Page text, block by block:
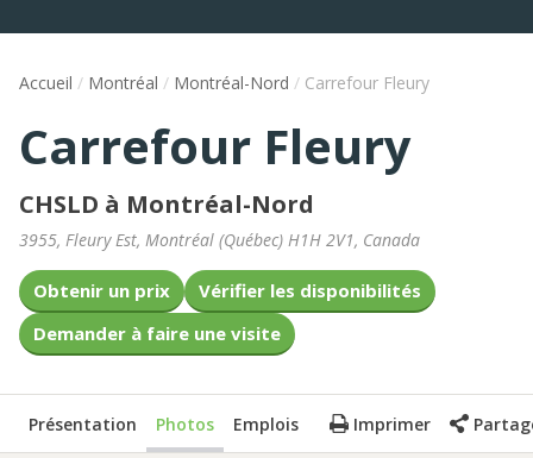
Accueil / Montréal / Montréal-Nord / Carrefour Fleury
Carrefour Fleury
CHSLD à Montréal-Nord
3955, Fleury Est, Montréal (Québec) H1H 2V1, Canada
Obtenir un prix
Vérifier les disponibilités
Demander à faire une visite
Présentation Photos Emplois Imprimer